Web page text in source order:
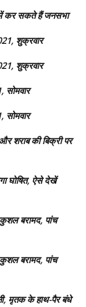
में कर सकते हैं जनसभा
शुक्रवार
शुक्रवार
सोमवार
सोमवार
शराब की बिक्री पर
घोषित, ऐसे देखें
बरामद, पांच
बरामद, पांच
मृतक के हाथ-पैर बंधे